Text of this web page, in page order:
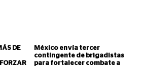
DE
México envía tercer
contingente de brigadistas
para fortalecer combate a